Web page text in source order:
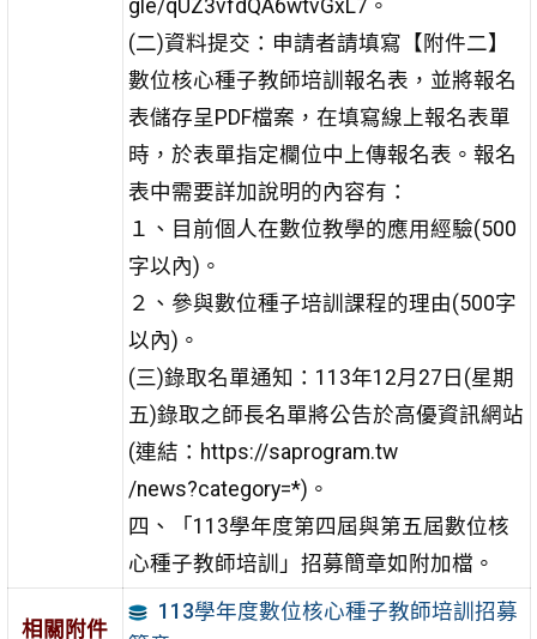
gle/qUZ3vfdQA6wtvGxL7。
(二)資料提交：申請者請填寫【附件二】
數位核心種子教師培訓報名表，並將報名
表儲存呈PDF檔案，在填寫線上報名表單
時，於表單指定欄位中上傳報名表。報名
表中需要詳加說明的內容有：
１、目前個人在數位教學的應用經驗(500
字以內)。
２、參與數位種子培訓課程的理由(500字
以內)。
(三)錄取名單通知：113年12月27日(星期
五)錄取之師長名單將公告於高優資訊網站
(連結：https://saprogram.tw
/news?category=*)。
四、「113學年度第四屆與第五屆數位核
心種子教師培訓」招募簡章如附加檔。
相關附件
113學年度數位核心種子教師培訓招募